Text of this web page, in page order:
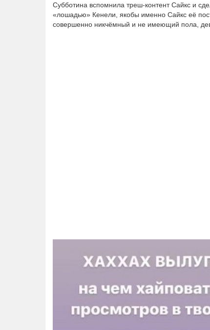
Субботина вспомнила треш-контент Сайкс и
«лошадью» Кенели, якобы именно Сайкс её
совершенно никчёмный и не имеющий пола,